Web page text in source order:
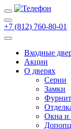
+7 (812) 760-80-01
Входные
Акции
О дверях
Cерии
Замки
Окна и